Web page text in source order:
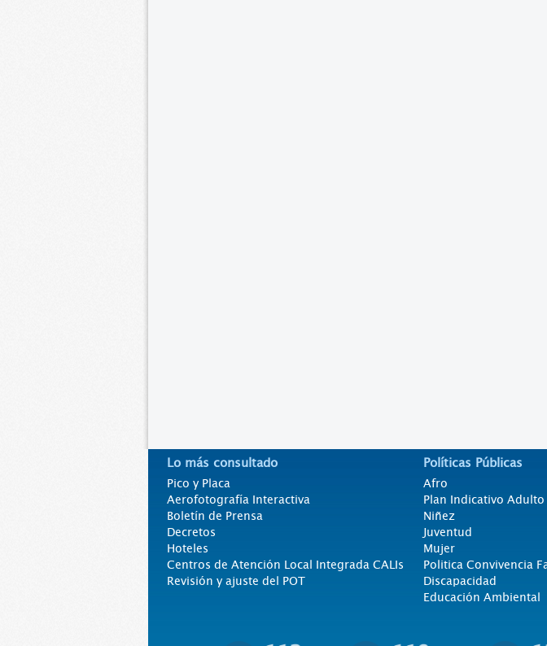
Lo más consultado
Pico y Placa
Aerofotografía Interactiva
Boletín de Prensa
Decretos
Hoteles
Centros de Atención Local Integrada CALIs
Revisión y ajuste del POT
Políticas Públicas
Afro
Plan Indicativo Adulto
Niñez
Juventud
Mujer
Politica Convivencia
Discapacidad
Educación Ambiental